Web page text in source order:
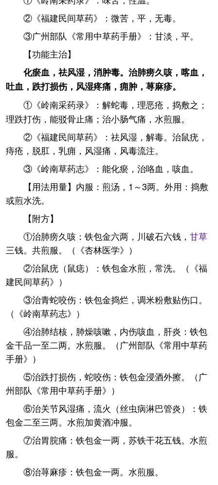
②《福建民间草药》：微苦，平，无毒。
③广州部队《常用中草药手册》：甘淡，平。
【功能主治】
化瘀血，祛风湿，消肿毒。治肺痨久咳，喀血，
吐血，跌打损伤，风湿疼痛，痈肿，荨麻疹。
①《岭南采药录》：解蛇毒，理恶疮，捣敷之；
理跌打伤，能驳骨止痛；治小肠气痛，水煎服。
②《福建民间草药》：祛风湿，解毒。治鼠疣，
痔疮，脱肛，乳痈，风湿痛，风毒流注。
③《岭南草药志》：能化瘀，治咯血，咳血。
【用法用量】内服：煎汤，1～3两。外用：捣敷
或煎水洗。
【附方】
①治肺痨久咳：铁包金六两，川破石六钱， 甘草
三钱。共煎服。（《杏林医学》）
②治鼠疣（鼠痣）：铁包金水煎，常洗。（《福
建民间草药》）
③治青蛇咬伤：铁包金捣烂，调米粉敷贴伤口。
（《岭南草药志》）
④治肺结核，肺燥咳嗽，内伤咳血，肝炎：铁包
金干品一至二两。水煎服。（广州部队《常用中草药
手册》）
⑤治跌打损伤，蛇咬伤：铁包金浸酒外擦。（广
州部队《常用中草药手册》）
⑥治关节风湿痛，流火（丝虫病淋巴管炎）：铁
包金二至三两。水煎加黄酒冲服。
⑦治胃脘痛：铁包金一两，苏铁干花五钱。水煎
服。
⑧治荨麻疹：铁包金一两。水煎服。